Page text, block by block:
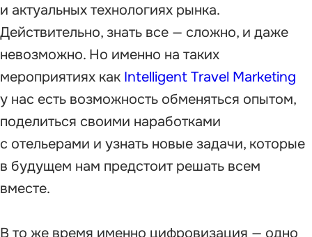
и актуальных технологиях рынка.
Действительно, знать все — сложно, и даже
невозможно. Но именно на таких
мероприятиях как Intelligent Travel Marketing
у нас есть возможность обменяться опытом,
поделиться своими наработками
с отельерами и узнать новые задачи, которые
в будущем нам предстоит решать всем
вместе.
В то же время именно цифровизация — одно